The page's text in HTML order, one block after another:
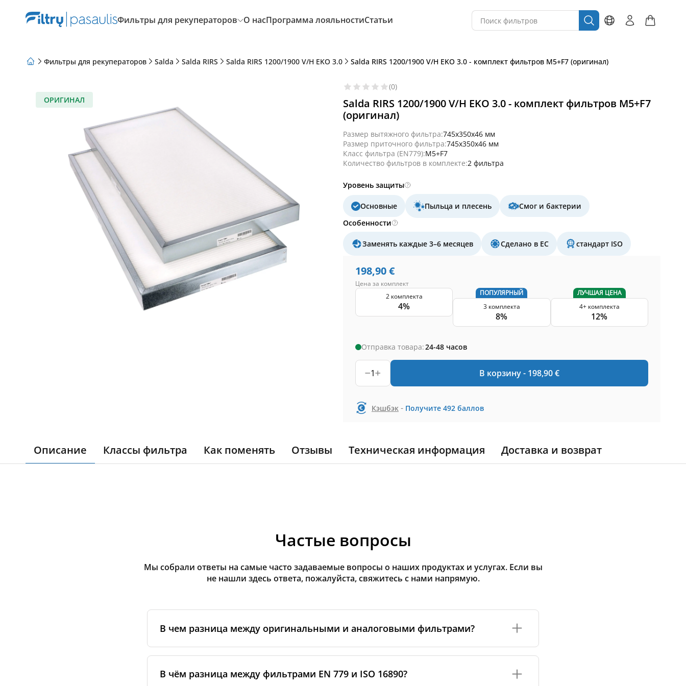
Фильтры для рекуператоров О насПрограмма лояльностиСтатьи
Фильтры для рекуператоров Salda Salda RIRS Salda RIRS 1200/1900 V/H EKO 3.0 Salda RIRS 1200/1900 V/H EKO 3.0 - комплект фильтров M5+F7 (оригинал)
ОРИГИНАЛ
(0)
Salda RIRS 1200/1900 V/H EKO 3.0 - комплект фильтров M5+F7
(оригинал)
Размер вытяжного фильтра:745x350x46 мм
Размер приточного фильтра:745x350x46 мм
Класс фильтра (EN779):M5+F7
Количество фильтров в комплекте:2 фильтра
Уровень защиты
Основные Пыльца и плесень
Смог и бактерии
Особенности
Заменять каждые 3–6 месяцев Сделано в ЕС стандарт ISO
198,90€
Цена за комплект
2 комплекта
4%
ПОПУЛЯРНЫЙ
3 комплекта
8%
ЛУЧШАЯ ЦЕНА
4+ комплекта
12%
Отправка товара:24-48 часов
1 В корзину - 198,90€
Кэшбэк - Получите 492 баллов
Описание Классы фильтра Как поменять Отзывы Техническая информация Доставка и возврат
Частые вопросы
Мы собрали ответы на самые часто задаваемые вопросы о наших продуктах и услугах. Если вы
не нашли здесь ответа, пожалуйста, свяжитесь с нами напрямую.
В чем разница между оригинальными и аналоговыми фильтрами?
сертифицированными производственными партнёрами. Такие фильтры соответствуют
специальным стандартам бренда, включая требования к материалам, производству и
В чём разница между фильтрами EN 779 и ISO 16890?